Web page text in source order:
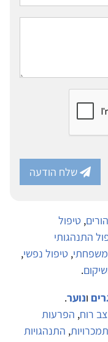
שלח הודעה
, טיפול
התנהגותי
משפחתי, טיפול נפשי,
שיקום.
ונוער.
רוח, הפרעות
, התנהגויות